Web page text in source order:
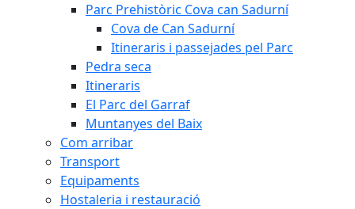
Parc Prehistòric Cova can Sadurní
Cova de Can Sadurní
Itineraris i passejades pel Parc
Pedra seca
Itineraris
El Parc del Garraf
Muntanyes del Baix
Com arribar
Transport
Equipaments
Hostaleria i restauració